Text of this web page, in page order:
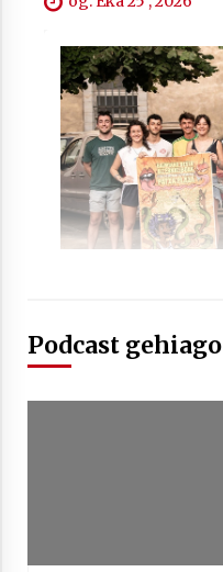
Berria
2021/
Hala
Podcast gehiago